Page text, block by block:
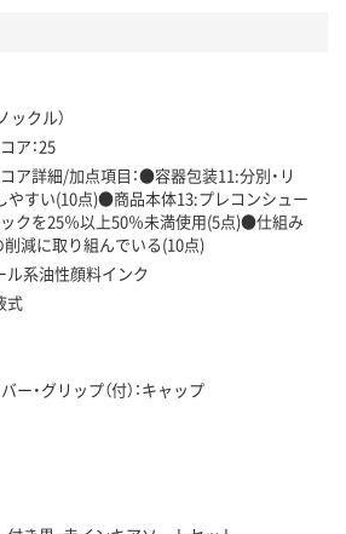
ックル）
ア：25
ア詳細/加点項目：●容器包装11:分別・リ
やすい(10点)●商品本体13:プレコンシュー
クを25％以上50％未満使用(5点)●仕組み
減に取り組んでいる(10点)
ル系油性顔料インク
式
ー・グリップ（付）：キャップ